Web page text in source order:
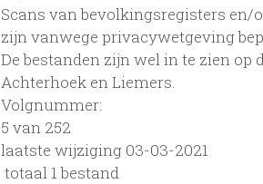
Scans van bevolkingsregisters en/
zijn vanwege privacywetgeving
De bestanden zijn wel in te zien
Achterhoek en Liemers.
Volgnummer:
5 van 252
laatste wijziging 03-03-2021
totaal 1 bestand